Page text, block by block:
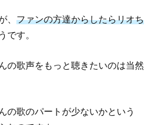
、ファンの方達からしたらリオち
です。
の歌声をもっと聴きたいのは当然
の歌のパートが少ないかという